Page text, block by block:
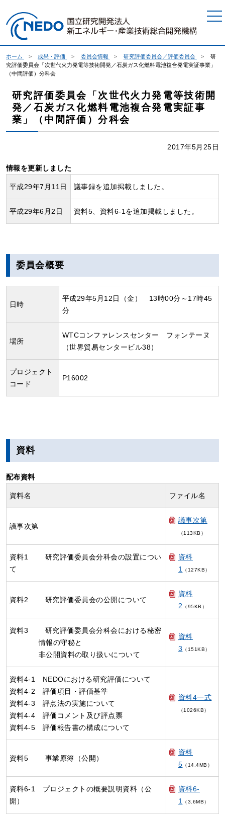
ホーム 成果・評価 委員会情報 研究評価委員会／評価委員会
研
究評価委員会「次世代火力発電等技術開発／石炭ガス化燃料電池複合発電実証事業」
（中間評価）分科会
研究評価委員会「次世代火力発電等技術開
発／石炭ガス化燃料電池複合発電実証事
業」（中間評価）分科会
2017年5月25日
情報を更新しました
平成29年7月11日 議事録を追加掲載しました。
平成29年6月2日 資料5、資料6-1を追加掲載しました。
委員会概要
日時
平成29年5月12日（金） 13時00分～17時45
分
場所
WTCコンファレンスセンター フォンテーヌ
（世界貿易センタービル38）
プロジェクト
コード
P16002
資料
配布資料
資料名 ファイル名
議事次第
議事次第
（113KB）
資料1 研究評価委員会分科会の設置につい
て
資料
1 （127KB）
資料2 研究評価委員会の公開について
資料
2
（95KB）
資料3 研究評価委員会分科会における秘密
情報の守秘と
非公開資料の取り扱いについて
資料
3
（151KB）
資料4-1 NEDOにおける研究評価について
資料4-2 評価項目・評価基準
資料4-3 評点法の実施について
資料4-4 評価コメント及び評点票
資料4-5 評価報告書の構成について
資料4一式
（1026KB）
資料5 事業原簿（公開）
資料
5 （14.4MB）
資料6-1 プロジェクトの概要説明資料（公
開）
資料6-
1 （3.6MB）